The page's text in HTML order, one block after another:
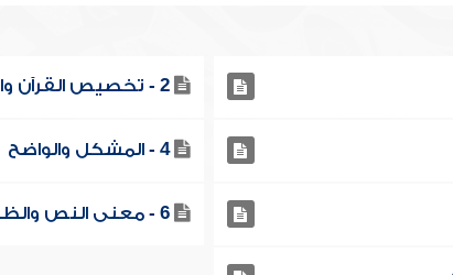
2 - تخصيص القرآن والسنة بالقياس
4 - المشكل والواضح
6 - معنى النص والظاهر والمؤول